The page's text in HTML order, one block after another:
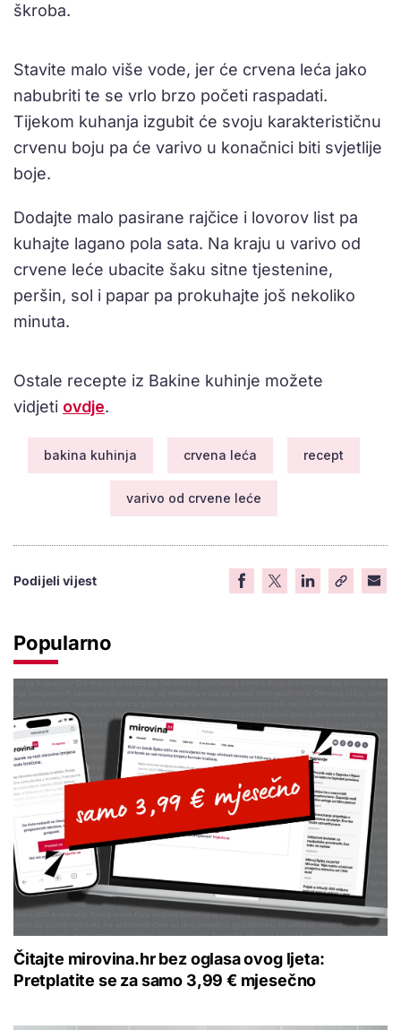
škroba.
Stavite malo više vode, jer će crvena leća jako
nabubriti te se vrlo brzo početi raspadati.
Tijekom kuhanja izgubit će svoju karakterističnu
crvenu boju pa će varivo u konačnici biti svjetlije
boje.
Dodajte malo pasirane rajčice i lovorov list pa
kuhajte lagano pola sata. Na kraju u varivo od
crvene leće ubacite šaku sitne tjestenine,
peršin, sol i papar pa prokuhajte još nekoliko
minuta.
Ostale recepte iz Bakine kuhinje možete
vidjeti ovdje.
bakina kuhinja crvena leća recept
varivo od crvene leće
Podijeli vijest
Popularno
Čitajte mirovina.hr bez oglasa ovog ljeta:
Pretplatite se za samo 3,99 € mjesečno